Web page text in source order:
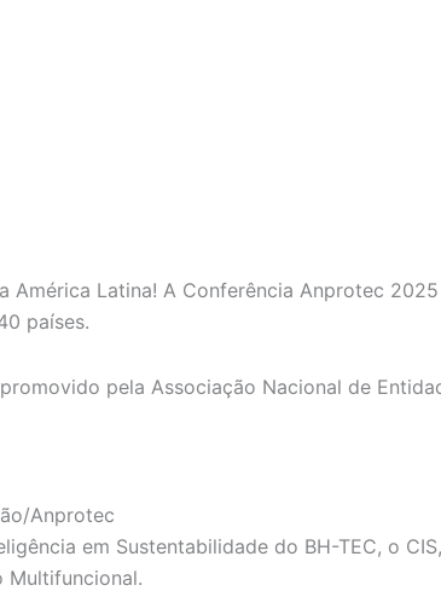
Latina! A Conferência Anprotec
países.
pela Associação Nacional de
Anprotec
em Sustentabilidade do BH-TEC, o
Multifuncional.